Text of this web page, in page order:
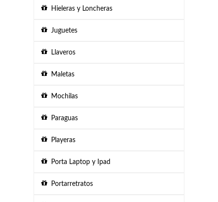
Hieleras y Loncheras
Juguetes
Llaveros
Maletas
Mochilas
Paraguas
Playeras
Porta Laptop y Ipad
Portarretratos